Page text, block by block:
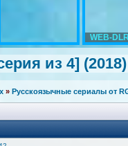
WEB-
из 4]
» Русскоязычные сериалы от